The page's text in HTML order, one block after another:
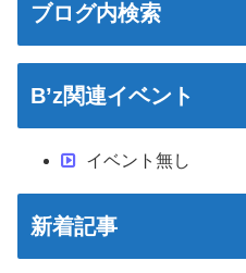
ブログ内検索
B’z関連イベント
イベント無し
新着記事